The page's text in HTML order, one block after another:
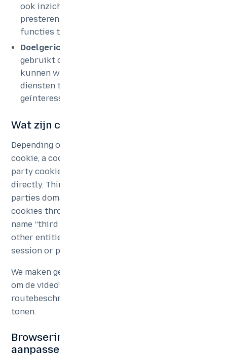
ook inzicht te krijgen in hoe onze diensten
presteren en deze te verbeteren door nieuwe
functies te ontwikkelen.
Doelgericht adverteren
gebruikt om uw online gedrag bij te houden en
kunnen worden ingezet om u aanbiedingen en
diensten te tonen waarin u mogelijk
geïnteresseerd bent.
Wat zijn cookies van derden?
Depending on the website or domain placing the
cookie, a cookie is “first” or “third” party. A first
party cookie is set by a website visited by you
directly. Third party cookies are set by third
parties domains or websites which can place
cookies through the website you visit, hence their
name “third party cookies”. These third parties are
other entities than BlueTweak and they can be
session or persistent cookies.
We maken gebruik van YouTube en Google Maps
om de video’s op onze website weer te geven en de
routebeschrijvingen naar onze vestigingen te
tonen.
Browserinstellingen voor cookies
aanpassen